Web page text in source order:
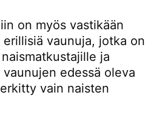
on myös vastikään
vaunuja, jotka on
ja
edessä oleva
vain naisten